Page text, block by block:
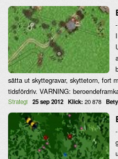
sätta ut skyttegravar, skyttetorn, fort
tidsfördriv. VARNING:
Strategi 25 sep 2012 Klick: 20 878